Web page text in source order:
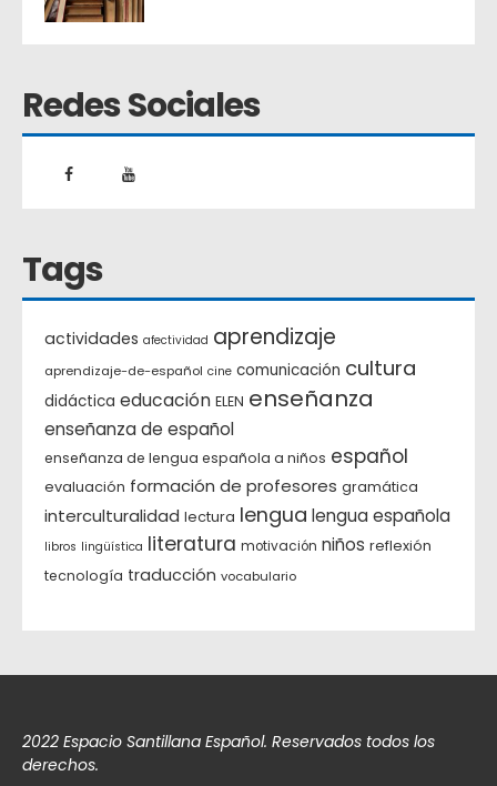
Redes Sociales
Tags
actividades afectividad aprendizaje
aprendizaje-de-español cine comunicación cultura
didáctica educación ELEN enseñanza
enseñanza de español
enseñanza de lengua española a niños español
evaluación formación de profesores gramática
interculturalidad lectura lengua lengua española
libros lingüística literatura motivación niños reflexión
tecnología traducción vocabulario
2022 Espacio Santillana Español. Reservados todos los
derechos.